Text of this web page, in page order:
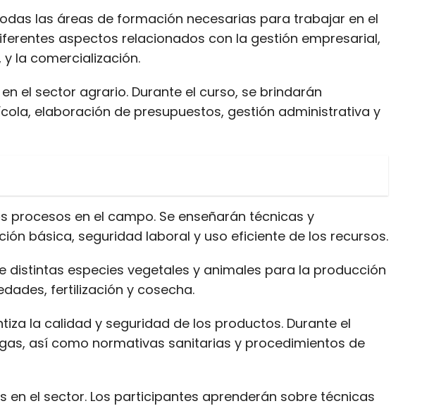
las áreas de formación necesarias para trabajar en el
aspectos relacionados con la gestión empresarial,
la comercialización.
el sector agrario. Durante el curso, se brindarán
elaboración de presupuestos, gestión administrativa y
en el campo. Se enseñarán técnicas y
básica, seguridad laboral y uso eficiente de los recursos.
especies vegetales y animales para la producción
fertilización y cosecha.
la calidad y seguridad de los productos. Durante el
así como normativas sanitarias y procedimientos de
el sector. Los participantes aprenderán sobre técnicas